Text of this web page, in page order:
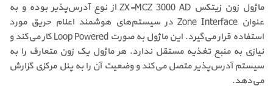
ماژول زون زیتکس ZX-MCZ 3000 AD از نوع آدرس‌پذیر بوده و به
عنوان Zone Interface در سیستم‌های هوشمند اعلام حریق مورد
استفاده قرار می‌گیرد. این ماژول به صورت Loop Powered کار می‌کند و
نیازی به منبع تغذیه مستقل ندارد. هر ماژول یک زون متعارف را به
سیستم آدرس‌پذیر متصل می‌کند و وضعیت آن را به پنل مرکزی گزارش
می‌دهد.